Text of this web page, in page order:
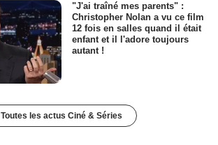
"J'ai traîné mes parents" :
Christopher Nolan a vu ce film
12 fois en salles quand il était
enfant et il l'adore toujours
autant !
Toutes les actus Ciné & Séries